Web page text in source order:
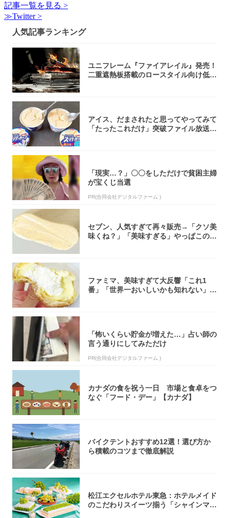
記事一覧を見る >
≫Twitter >
人気記事ランキング
ユニフレーム『ファイアレイル』発売！
二重遮熱板搭載のロースタイル向け低型
アイス、だまされたと思ってやってみて
「たったこれだけ」突破ファイル放送で
「現実…？」〇〇をしただけで貧困主婦
が宝くじ当選
PR(合同会社デジタルファーム )
セブン、人気すぎて再々販売→「クソ美
味くね？」「美味すぎる」やっぱこのク
ファミマ、美味すぎて大反響「これ1
番」「世界一おいしいかも知れない」
「怖いくらい貯金が増えた…」占い師の
言う通りにしてみただけ
PR(合同会社デジタルファーム )
カナダの食を祝う一日 市場と食卓をつ
なぐ「フード・デー」【カナダ】
バイクテントおすすめ12選！選び方か
ら積載のコツまで徹底解説
松江エクセルホテル東急：ホテルメイド
のこだわりスイーツ揃う「シャインマス